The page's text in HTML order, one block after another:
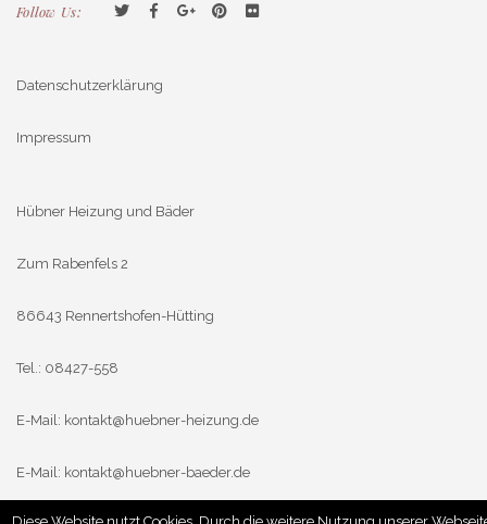
Follow Us:
Datenschutzerklärung
Impressum
Hübner Heizung und Bäder
Zum Rabenfels 2
86643 Rennertshofen-Hütting
Tel.: 08427-558
E-Mail: kontakt@huebner-heizung.de
E-Mail: kontakt@huebner-baeder.de